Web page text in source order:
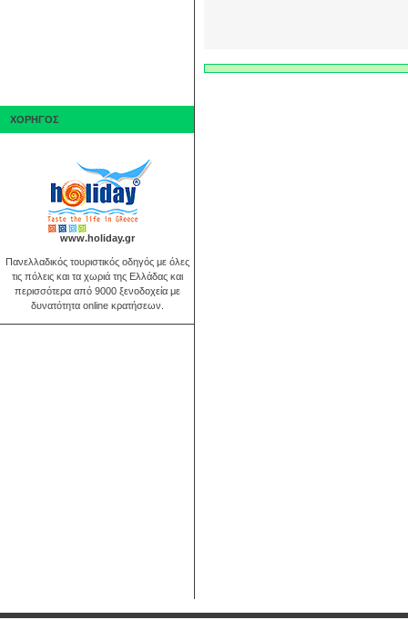
ΧΟΡΗΓΟΣ
www.holiday.gr
Πανελλαδικός τουριστικός οδηγός με όλες
τις πόλεις και τα χωριά της Ελλάδας και
περισσότερα από 9000 ξενοδοχεία με
δυνατότητα online κρατήσεων.